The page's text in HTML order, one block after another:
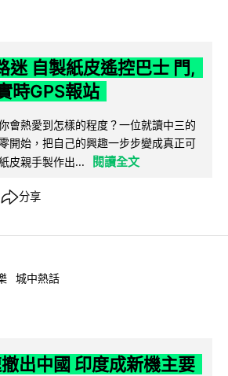
迷 自製紙皮遙控巴士 門,
時GPS報站
會熱愛到怎樣的程度？一位就讀中三的
開始，把自己的興趣一步步變成真正可
皮親手製作出...
閱讀全文
分享
城中熱話
出中國 印度成新機主要